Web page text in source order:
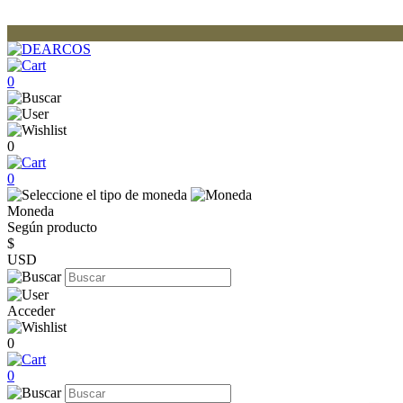
0
0
0
Moneda
Según producto
$
USD
Acceder
0
0